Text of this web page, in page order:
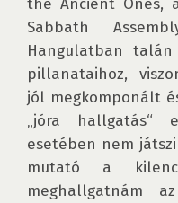
the Ancient Ones,
Sabbath
Hangulatban
pillanataihoz,
jól megkomponált
„jóra hallgatás“
esetében nem
mutató a
meghallgatnám